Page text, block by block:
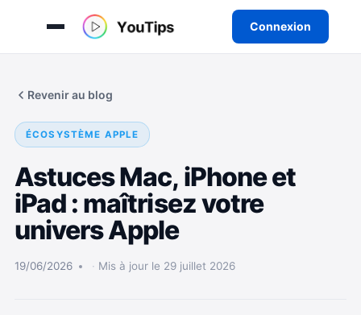
Connexion
Revenir au blog
ÉCOSYSTÈME APPLE
Astuces Mac, iPhone et
iPad : maîtrisez votre
univers Apple
19/06/2026 Mis à jour le 29 juillet 2026